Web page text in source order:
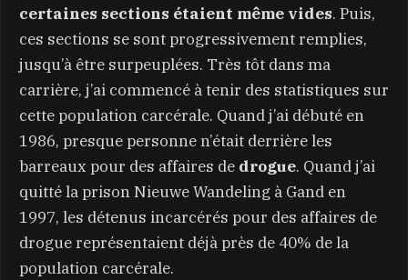
certaines sections étaient même vides. Puis,
ces sections se sont progressivement remplies,
jusqu’à être surpeuplées. Très tôt dans ma
carrière, j’ai commencé à tenir des statistiques sur
cette population carcérale. Quand j’ai débuté en
1986, presque personne n’était derrière les
barreaux pour des affaires de drogue. Quand j’ai
quitté la prison Nieuwe Wandeling à Gand en
1997, les détenus incarcérés pour des affaires de
drogue représentaient déjà près de 40% de la
population carcérale.